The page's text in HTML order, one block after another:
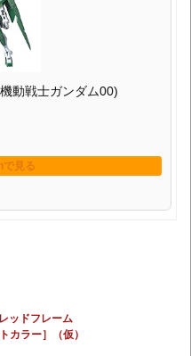
動戦士ガンダム00)
ッドフレーム
カラー］（仮）